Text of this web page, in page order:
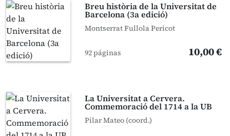
Breu història de la Universitat de
Barcelona (3a edició)
Montserrat Fullola Pericot
92 páginas 10,00 €
La Universitat a Cervera.
Commemoració del 1714 a la UB
Pilar Mateo (coord.)